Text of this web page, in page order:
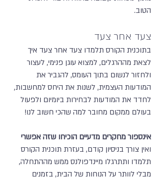
הטוב.
צעד אחר צעד
בתוכנית הקורס תלמדו צעד אחר צעד איך
לצאת מההרגלים, למצוא עוגן פנימי, לעצור
ולחזור לנשום בתוך העומס, להגביר את
המודעות העצמית, לשנות את היחס למחשבות,
לחדד את המודעות לבחירות ביומיום ולפעול
בעולם ממקום מחובר למה שהכי חשוב לנו!
אינספור מחקרים מדעיים הוכיחו שזה אפשרי
ואין צורך בניסיון קודם, בעזרת תוכנית הקורס
תלמדו ותתרגלו מיינדפולנס ממש מההתחלה,
מבלי לוותר על הנוחות של הבית, בזמנים